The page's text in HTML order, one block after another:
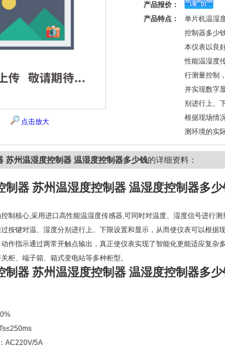
点击放大
产品报价：
产品特点：
单片机温湿
控制器多少
本仪表以良
性能温湿度
行测量控制，
并实现数字
别进行上、
根据现场情
测环境的实
苏州温湿度控制器 温湿度控制器多少钱的详细资料：
制器 苏州温湿度控制器 温湿度控制器多少
制核心,采用进口高性能温湿度传感器,可同时对温度、湿度信号进行测
按键对温、湿度分别进行上、下限设置和显示，从而使仪表可以根据
作指示通过两常开触点输出，真正使仪表实现了智能化更能适应复杂
柜、端子箱、箱式变电站等多种柜型。
制器 苏州温湿度控制器 温湿度控制器多少
AC220V/5A